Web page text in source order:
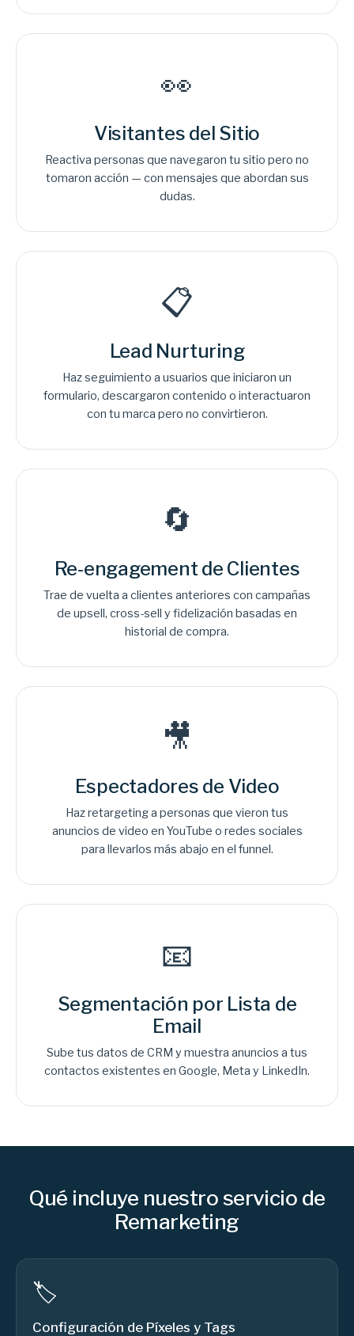
👀
Visitantes del Sitio
Reactiva personas que navegaron tu sitio pero no
tomaron acción — con mensajes que abordan sus
dudas.
📋
Lead Nurturing
Haz seguimiento a usuarios que iniciaron un
formulario, descargaron contenido o interactuaron
con tu marca pero no convirtieron.
🔄
Re-engagement de Clientes
Trae de vuelta a clientes anteriores con campañas
de upsell, cross-sell y fidelización basadas en
historial de compra.
🎥
Espectadores de Video
Haz retargeting a personas que vieron tus
anuncios de video en YouTube o redes sociales
para llevarlos más abajo en el funnel.
📧
Segmentación por Lista de
Email
Sube tus datos de CRM y muestra anuncios a tus
contactos existentes en Google, Meta y LinkedIn.
Qué incluye nuestro servicio de
Remarketing
🏷️
Configuración de Píxeles y Tags